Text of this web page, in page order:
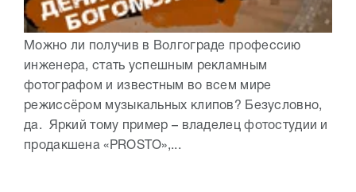
Можно ли получив в Волгограде профессию
инженера, стать успешным рекламным
фотографом и известным во всем мире
режиссёром музыкальных клипов? Безусловно,
да. Яркий тому пример – владелец фотостудии и
продакшена «PROSTO»,...